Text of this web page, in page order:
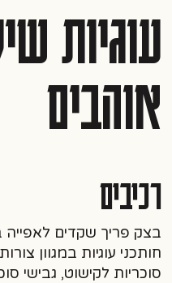
עוגיות
אוהבים
רכיבים
בצק פריך שקדים לאפייה
חותכני עוגיות במגוון צורות
סוכריות לקישוט, גבישי